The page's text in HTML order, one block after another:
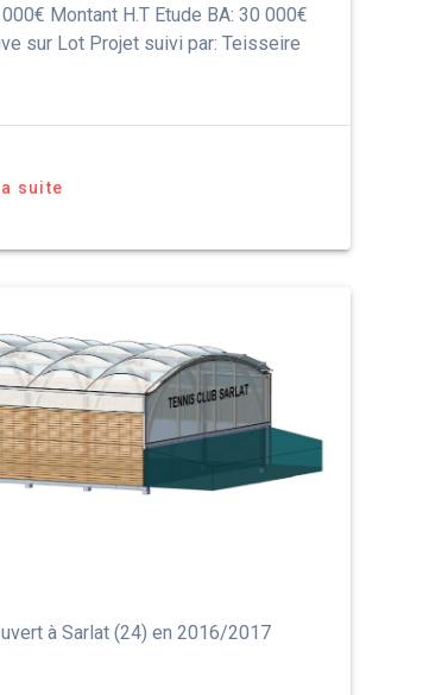
Montant H.T Etude BA: 30 000€
sur Lot Projet suivi par: Teisseire
suite
à Sarlat (24) en 2016/2017